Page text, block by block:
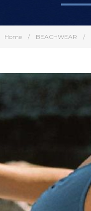
Home / BEACHWEAR /